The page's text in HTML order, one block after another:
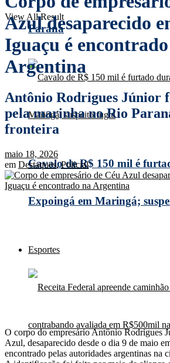
Paraná
Cavalo de R$ 150 mil é
Expoingá em Maringá;
Esportes
View All Result
Azul desaparecido
Iguaçu é
Argentina
Antônio Rodrigues Júnior
pela marinha no Rio
fronteira
maio 18, 2026
em Destaques,Policial
O corpo do empresário Antônio Rodrigues
Azul, desaparecido desde o dia 9 de maio
encontrado pelas autoridades argentinas na